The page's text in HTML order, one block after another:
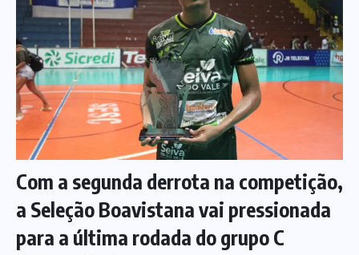
Com a segunda derrota na competição,
a Seleção Boavistana vai pressionada
para a última rodada do grupo C